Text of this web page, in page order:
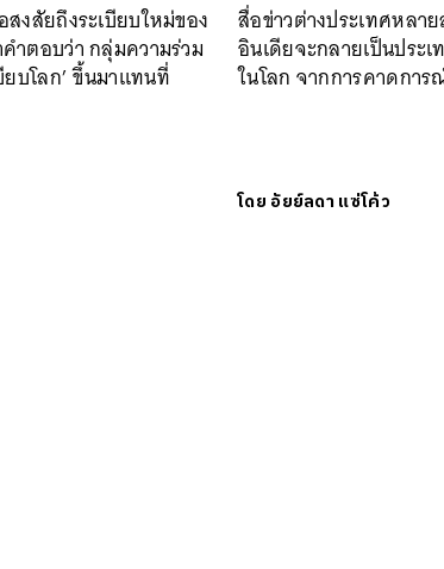
งสัยถึงระเบียบใหม่ของ
ำตอบว่า กลุ่มความร่วม
ยบโลก’ ขึ้นมาแทนที่
สื่อข่าวต่างประเทศหลา
อินเดียจะกลายเป็นประ
ในโลก จากการคาดกา
โดย อัยย์ลดา แซ่โค้ว